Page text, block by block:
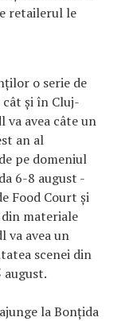
retailerul le
o serie de
și în Cluj-
va avea câte un
an al
pe domeniul
6-8 august -
Food Court și
materiale
va avea un
scenei din
august.
la Bonțida